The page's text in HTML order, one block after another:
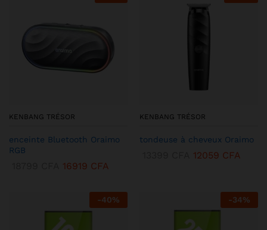
KENBANG TRÉSOR
enceinte Bluetooth Oraimo
RGB
16919 CFA
KENBANG TRÉSOR
tondeuse à cheveux Oraimo
12059 CFA
-40% -34%